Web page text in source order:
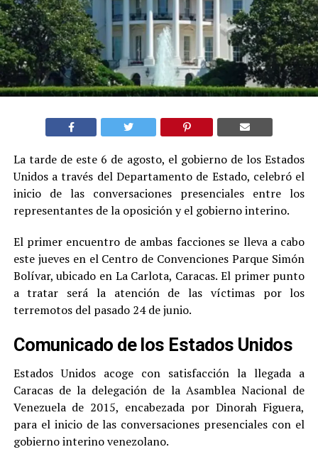
La tarde de este 6 de agosto, el gobierno de los Estados
Unidos a través del Departamento de Estado, celebró el
inicio de las conversaciones presenciales entre los
representantes de la oposición y el gobierno interino.
El primer encuentro de ambas facciones se lleva a cabo
este jueves en el Centro de Convenciones Parque Simón
Bolívar, ubicado en La Carlota, Caracas. El primer punto
a tratar será la atención de las víctimas por los
terremotos del pasado 24 de junio.
Comunicado de los Estados Unidos
Estados Unidos acoge con satisfacción la llegada a
Caracas de la delegación de la Asamblea Nacional de
Venezuela de 2015, encabezada por Dinorah Figuera,
para el inicio de las conversaciones presenciales con el
gobierno interino venezolano.